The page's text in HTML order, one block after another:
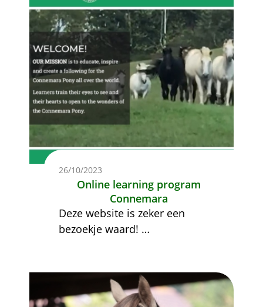
26/10/2023
Online learning program
Connemara
Deze website is zeker een
bezoekje waard! …